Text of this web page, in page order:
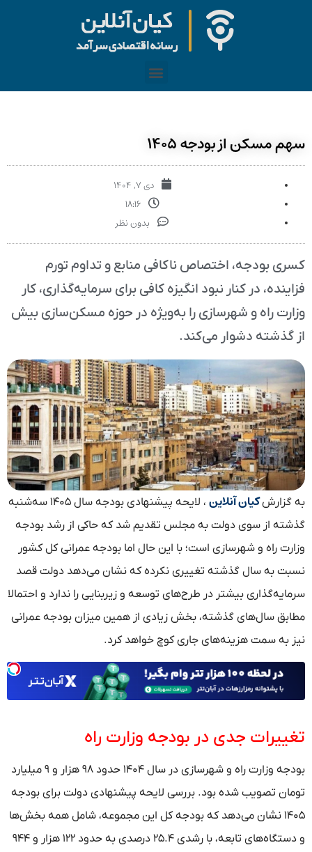
سهم مسکن از بودجه ۱۴۰۵
دی ۷, ۱۴۰۴
۱۸:۱۶
بدون نظر
کسری بودجه، اختصاص ناکافی منابع و تداوم تورم
فزاینده، در کنار نبود انگیزه کافی برای سرمایه‌گذاری، کار
وزارت راه و شهرسازی را به‌ویژه در حوزه مسکن‌سازی بیش
از گذشته دشوار می‌کند.
به گزارشکیان آنلاین
، لایحه پیشنهادی بودجه سال ۱۴۰۵ سه‌شنبه
گذشته از سوی دولت به مجلس تقدیم شد که حاکی از رشد بودجه
وزارت راه و شهرسازی است؛ با این حال اما بودجه عمرانی کل کشور
نسبت به سال گذشته تغییری نکرده که نشان می‌دهد دولت قصد
سرمایه‌گذاری بیشتر در طرح‌های توسعه و زیربنایی را ندارد و احتمالا
مطابق سال‌های گذشته، بخش زیادی از همین میزان بودجه عمرانی
نیز به سمت هزینه‌های جاری کوچ خواهد کرد.
تغییرات جدی در بودجه وزارت راه
بودجه وزارت راه و شهرسازی در سال ۱۴۰۴ حدود ۹۸ هزار و ۹ میلیارد
تومان تصویب شده بود. بررسی لایحه پیشنهادی دولت برای بودجه
۱۴۰۵ نشان می‌دهد که بودجه کل این مجموعه، شامل همه بخش‌ها
و دستگاه‌های تابعه، با رشدی ۲۵.۴ درصدی به حدود ۱۲۲ هزار و ۹۴۴